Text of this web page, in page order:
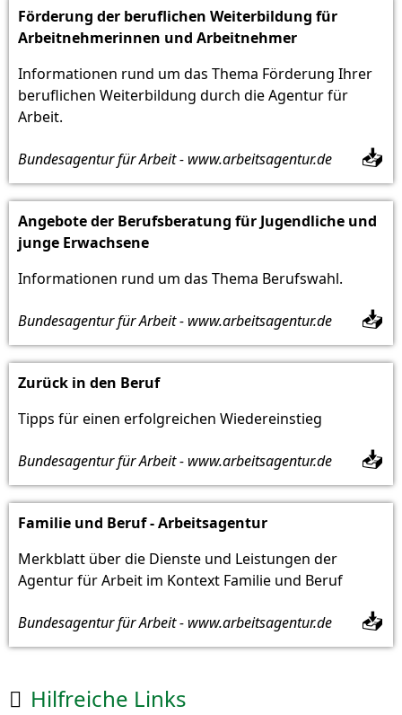
Förderung der beruflichen Weiterbildung für
Arbeitnehmerinnen und Arbeitnehmer
Informationen rund um das Thema Förderung Ihrer
beruflichen Weiterbildung durch die Agentur für
Arbeit.
Bundesagentur für Arbeit - www.arbeitsagentur.de 📥
Angebote der Berufsberatung für Jugendliche und
junge Erwachsene
Informationen rund um das Thema Berufswahl.
Bundesagentur für Arbeit - www.arbeitsagentur.de 📥
Zurück in den Beruf
Tipps für einen erfolgreichen Wiedereinstieg
Bundesagentur für Arbeit - www.arbeitsagentur.de 📥
Familie und Beruf - Arbeitsagentur
Merkblatt über die Dienste und Leistungen der
Agentur für Arbeit im Kontext Familie und Beruf
Bundesagentur für Arbeit - www.arbeitsagentur.de 📥
 Hilfreiche Links